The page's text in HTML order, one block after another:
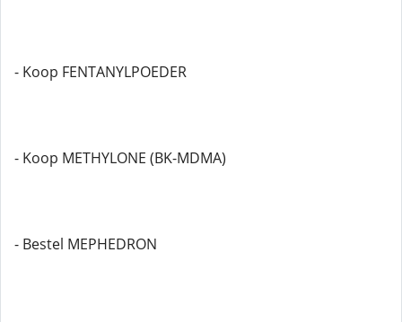
- Koop FENTANYLPOEDER
- Koop METHYLONE (BK-MDMA)
- Bestel MEPHEDRON